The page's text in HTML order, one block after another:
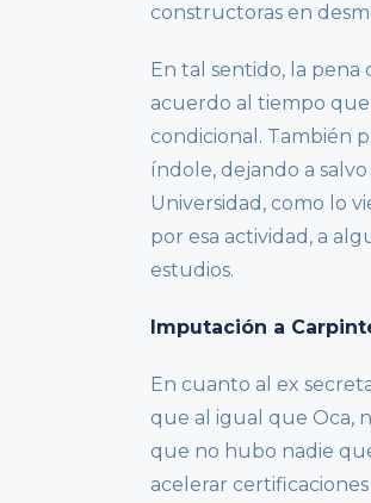
constructoras en
En tal sentido, la
acuerdo al tiempo que
condicional. También
índole, dejando a
Universidad, como lo
por esa actividad, a
estudios.
Imputación a
En cuanto al ex
que al igual que Oca,
que no hubo nadie
acelerar